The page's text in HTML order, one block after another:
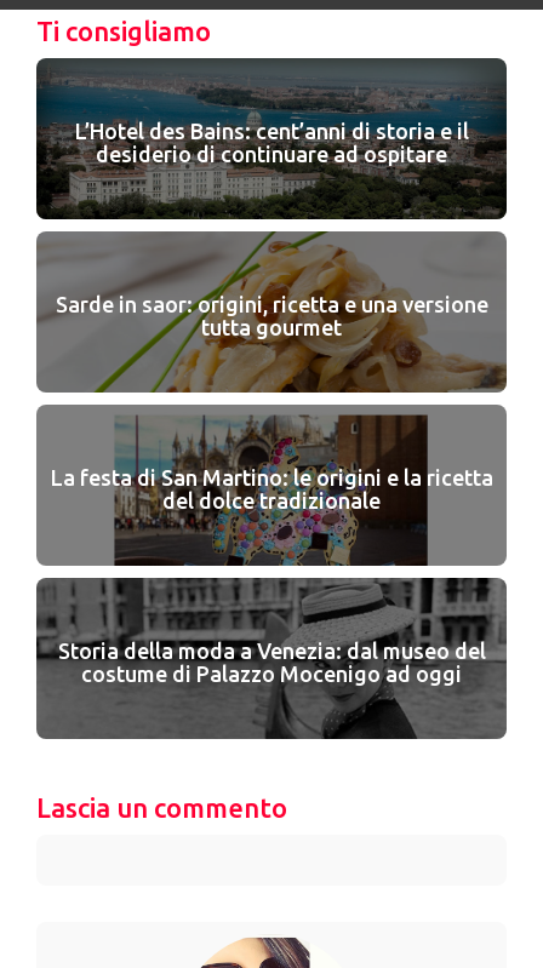
Ti consigliamo
L’Hotel des Bains: cent’anni di storia e il
desiderio di continuare ad ospitare
Sarde in saor: origini, ricetta e una versione
tutta gourmet
La festa di San Martino: le origini e la ricetta
del dolce tradizionale
Storia della moda a Venezia: dal museo del
costume di Palazzo Mocenigo ad oggi
Lascia un commento